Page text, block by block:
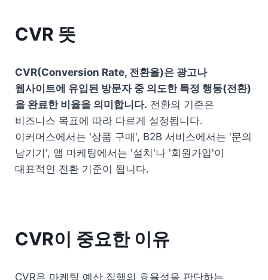
CVR 뜻
CVR(Conversion Rate, 전환율)은 광고나
웹사이트에 유입된 방문자 중 의도한 특정 행동(전환)
을 완료한 비율을 의미합니다. 전환의 기준은
비즈니스 목표에 따라 다르게 설정됩니다.
이커머스에서는 '상품 구매', B2B 서비스에서는 '문의
남기기', 앱 마케팅에서는 '설치'나 '회원가입'이
대표적인 전환 기준이 됩니다.
CVR이 중요한 이유
CVR은 마케팅 예산 집행의 효율성을 판단하는